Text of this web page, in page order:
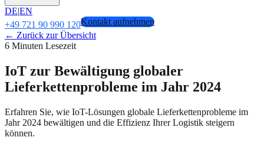
DE|EN
+49 721 90 990 120Kontakt aufnehmen
← Zurück zur Übersicht
6 Minuten Lesezeit
IoT zur Bewältigung globaler
Lieferkettenprobleme im Jahr 2024
Erfahren Sie, wie IoT-Lösungen globale Lieferkettenprobleme im
Jahr 2024 bewältigen und die Effizienz Ihrer Logistik steigern
können.